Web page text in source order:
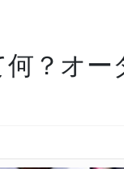
？オー